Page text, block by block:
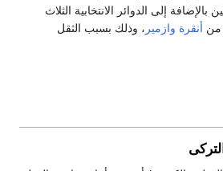
بالإضافة إلى الدوائر الانتخابية الثلاث
من أنقرة وازمير ، وذلك بسبب الثقل